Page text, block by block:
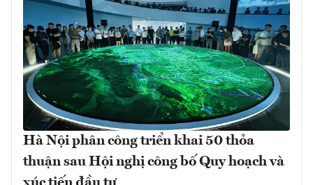
Hà Nội phân công triển khai 50 thỏa
thuận sau Hội nghị công bố Quy hoạch và